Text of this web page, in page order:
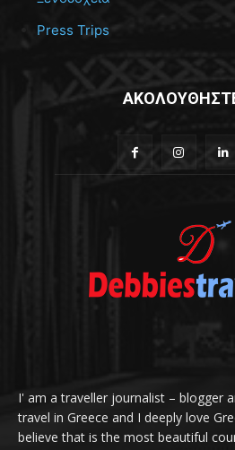
Press Trips
I' am a traveller journalist – blogger
travel in Greece and I deeply love
believe that is the most beautiful